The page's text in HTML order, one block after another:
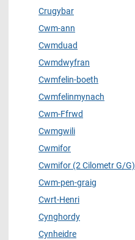
Crugybar
Cwm-ann
Cwmduad
Cwmdwyfran
Cwmfelin-boeth
Cwmfelinmynach
Cwm-Ffrwd
Cwmgwili
Cwmifor
Cwmifor (2 Cilometr G/G)
Cwm-pen-graig
Cwrt-Henri
Cynghordy
Cynheidre